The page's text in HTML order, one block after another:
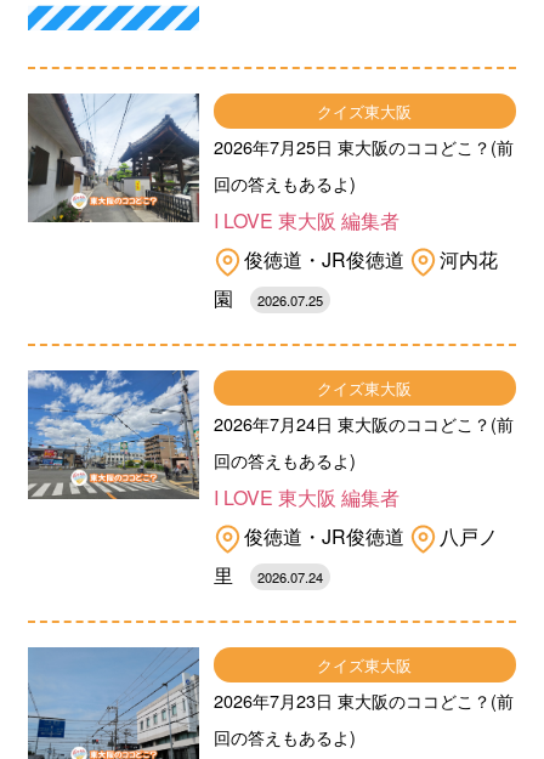
クイズ東大阪
2026年7月25日 東大阪のココどこ？(前
回の答えもあるよ)
I LOVE 東大阪 編集者
俊徳道・JR俊徳道
河内花
園
2026.07.25
クイズ東大阪
2026年7月24日 東大阪のココどこ？(前
回の答えもあるよ)
I LOVE 東大阪 編集者
俊徳道・JR俊徳道
八戸ノ
里
2026.07.24
クイズ東大阪
2026年7月23日 東大阪のココどこ？(前
回の答えもあるよ)